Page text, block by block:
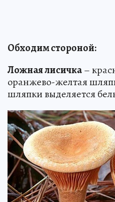
Обходим стороной:
Ложная лисичка–
оранжево-желтая
шляпки выделяется